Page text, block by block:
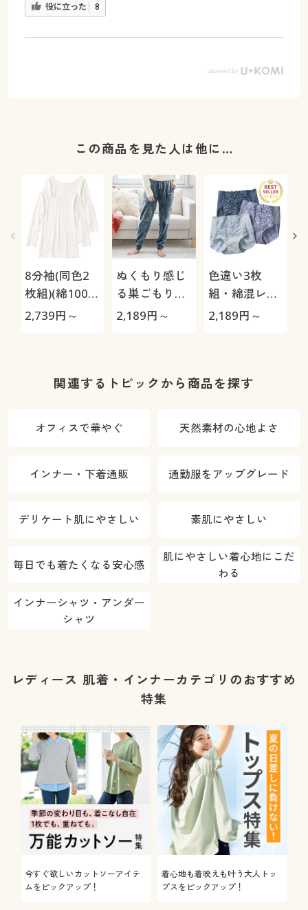
役に立った 8
この商品を見た人は他に…
8分袖(同色2
枚組)(綿100%
抗菌防臭加工
2,739円～
ぬくもり感じ
る巣ごもりル
ームパンツ(両
2,189円～
色違い3枚
組・綿混レー
シィショーツ
2,189円～
関連するトピックから商品を探す
オフィスで華やぐ 天然素材の心地よさ
インナー・下着通販 通勤服をアップグレード
デリケート肌にやさしい 素肌にやさしい
毎日でも着たくなる安心感
肌にやさしい着心地にこだ
わる
インナーシャツ・アンダー
シャツ
レディース 肌着・インナーカテゴリのおすすめ
特集
今すぐ欲しいカットソーアイテ
ムをピックアップ！
着心地も着映えも叶う大人トッ
プスをピックアップ！